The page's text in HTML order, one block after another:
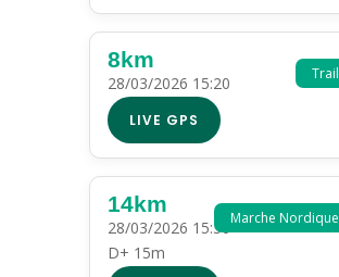
Trail
8km
28/03/2026 15:20
LIVE GPS
Marche Nordique
14km
28/03/2026 15:30
D+ 15m